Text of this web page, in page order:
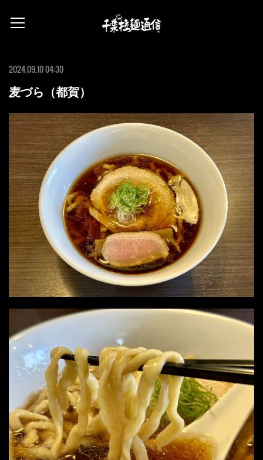
2024.09.10 04:30
麦づら（都賀）